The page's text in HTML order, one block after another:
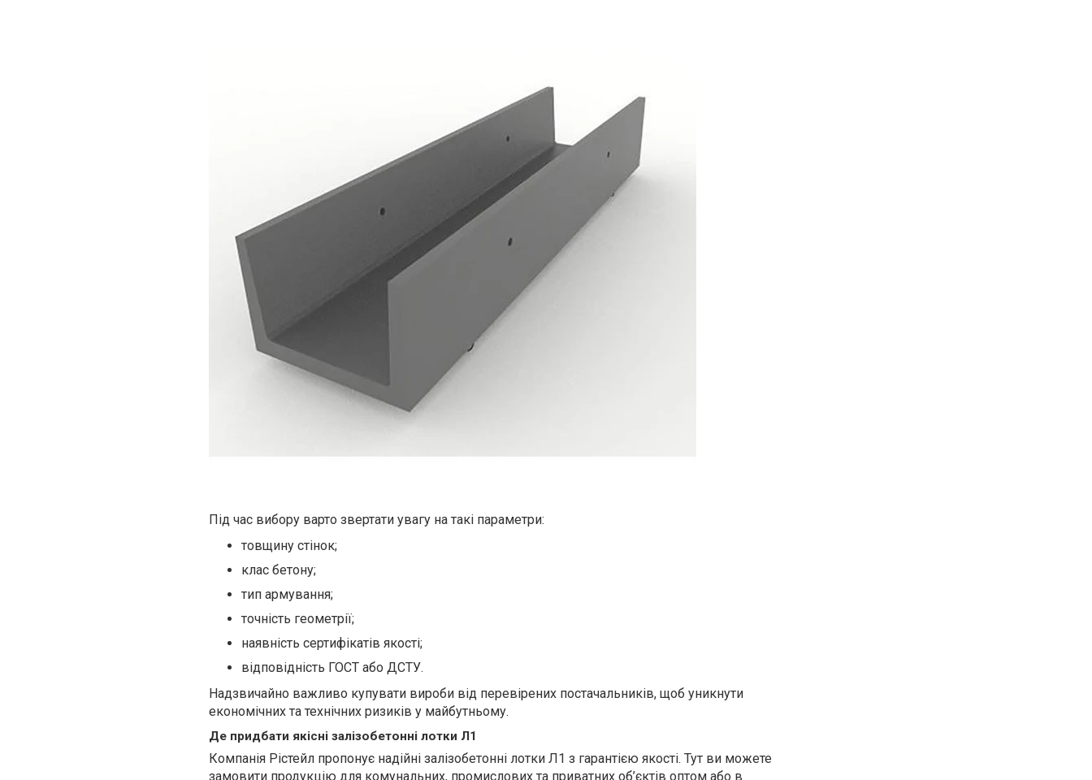
Під час вибору варто звертати увагу на такі параметри:
товщину стінок;
клас бетону;
тип армування;
точність геометрії;
наявність сертифікатів якості;
відповідність ГОСТ або ДСТУ.
Надзвичайно важливо купувати вироби від перевірених постачальників, щоб уникнути
економічних та технічних ризиків у майбутньому.
Де придбати якісні залізобетонні лотки Л1
Компанія Рістейл пропонує надійні залізобетонні лотки Л1 з гарантією якості. Тут ви можете
замовити продукцію для комунальних, промислових та приватних об’єктів оптом або в